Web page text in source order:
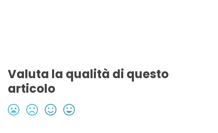
Valuta la qualità di questo
articolo